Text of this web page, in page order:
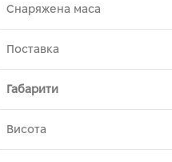
Снаряжена маса
Поставка
Габарити
Висота